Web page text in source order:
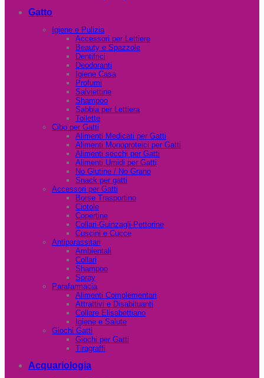
Gatto
Igiene e Pulizia
Accessori per Lettiere
Beauty e Spazzole
Dentifrici
Deodoranti
Igiene Casa
Profumi
Salviettine
Shampoo
Sabbia per Lettiera
Toilette
Cibo per Gatti
Alimenti Medicati per Gatti
Alimenti Monoproteici per Gatti
Alimenti secchi per Gatti
Alimenti Umidi per Gatti
No Glutine / No Grano
Snack per gatti
Accessori per Gatti
Borse Trasportino
Ciotole
Copertine
Collari-Guinzagli-Pettorine
Cuscini e Cucce
Antiparassitari
Ambientali
Collari
Shampoo
Spray
Parafarmacia
Alimenti Complementari
Attrattivi e Disabituanti
Collare Elisabettiano
Igiene e Salute
Giochi Gatti
Giochi per Gatti
Tiragraffi
Acquariologia